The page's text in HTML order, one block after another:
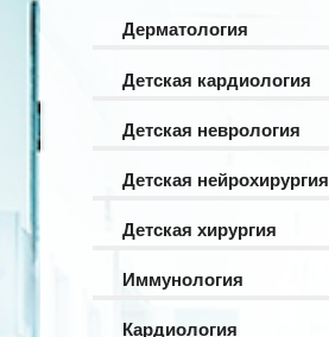
Дерматология
Детская кардиология
Детская неврология
Детская нейрохирургия
Детская хирургия
Иммунология
Кардиология